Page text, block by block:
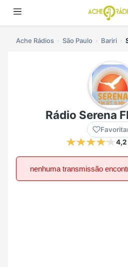
Ache Rádios São Paulo Bariri
Rádio Serena
4,2
nenhuma transmissão